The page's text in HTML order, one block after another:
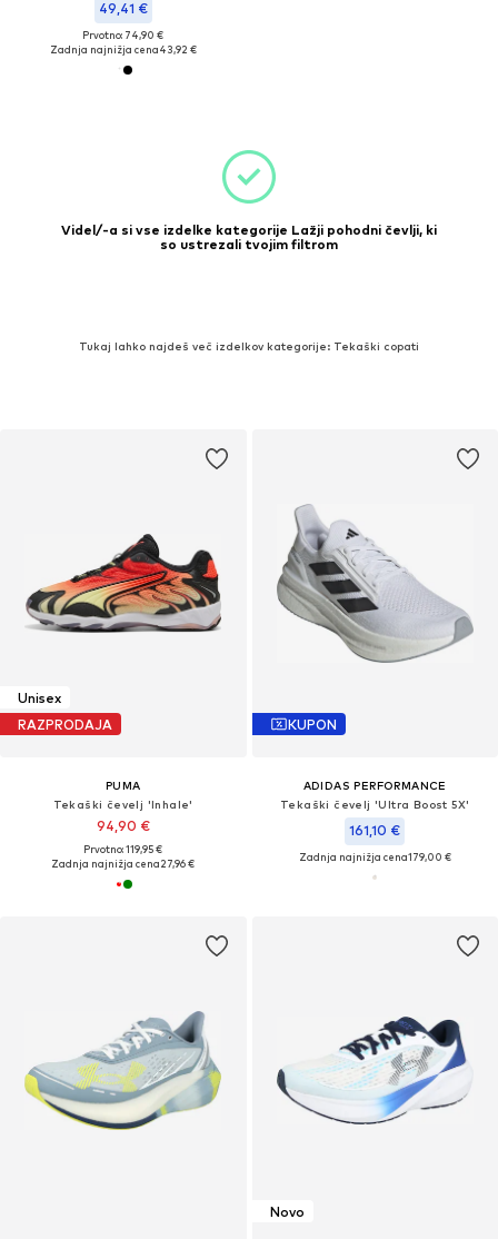
49,41 €
Prvotno: 74,90 €
Zadnja najnižja cena43,92 €
Videl/-a si vse izdelke kategorije Lažji pohodni čevlji, ki
so ustrezali tvojim filtrom
Tukaj lahko najdeš več izdelkov kategorije: Tekaški copati
Unisex
RAZPRODAJA
PUMA
Tekaški čevelj 'Inhale'
94,90 €
Prvotno: 119,95 €
Zadnja najnižja cena27,96 €
KUPON
ADIDAS PERFORMANCE
Tekaški čevelj 'Ultra Boost 5X'
161,10 €
Zadnja najnižja cena179,00 €
Novo